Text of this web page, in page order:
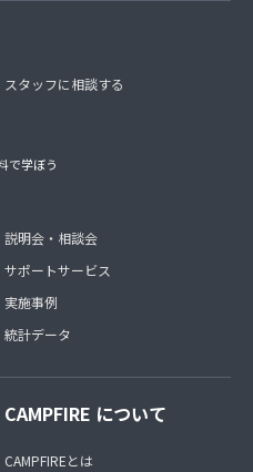
スタッフに相談する
で学ぼう
説明会・相談会
サポートサービス
実施事例
統計データ
CAMPFIRE について
CAMPFIREとは